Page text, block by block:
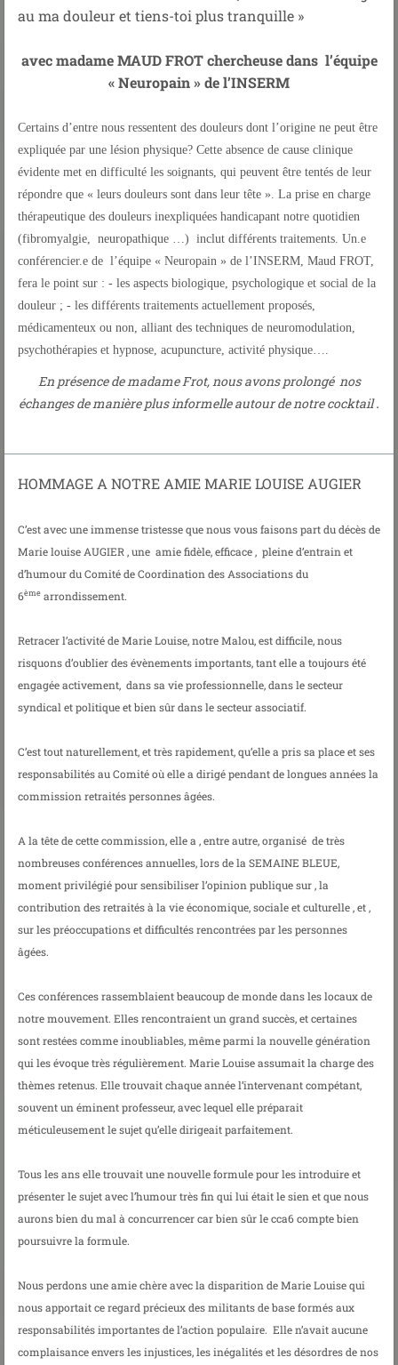
au ma douleur et tiens-toi plus tranquille »
avec madame MAUD FROTchercheuse dans l’équipe
« Neuropain » de l’INSERM
Certains d’entre nous ressentent des douleurs dont l’origine ne peut être
expliquée par une lésion physique? Cette absence de cause clinique
évidente met en difficulté les soignants, qui peuvent être tentés de leur
répondre que « leurs douleurs sont dans leur tête ». La prise en charge
thérapeutique des douleurs inexpliquées handicapant notre quotidien
(fibromyalgie, neuropathique …) inclut différents traitements. Un.e
conférencier.e de l’équipe « Neuropain » de l’INSERM, Maud FROT,
fera le point sur : - les aspects biologique, psychologique et social de la
douleur ; - les différents traitements actuellement proposés,
médicamenteux ou non, alliant des techniques de neuromodulation,
psychothérapies et hypnose, acupuncture, activité physique….
En présence de madame Frot, nous avons prolongé nos
échanges de manière plus informelle autour de notre cocktail.
HOMMAGE A NOTRE AMIE MARIE LOUISE AUGIER
C’est avec une immense tristesse que nous vous faisons part du décès de
Marie louise AUGIER , une amie fidèle, efficace , pleine d’entrain et
d’humour du Comité de Coordination des Associations du
6ème arrondissement.
Retracer l’activité de Marie Louise, notre Malou, est difficile, nous
risquons d’oublier des évènements importants, tant elle a toujours été
engagée activement, dans sa vie professionnelle, dans le secteur
syndical et politique et bien sûr dans le secteur associatif.
C’est tout naturellement, et très rapidement, qu’elle a pris sa place et ses
responsabilités au Comité où elle a dirigé pendant de longues années la
commission retraités personnes âgées.
A la tête de cette commission, elle a , entre autre, organisé de très
nombreuses conférences annuelles, lors de la SEMAINE BLEUE,
moment privilégié pour sensibiliser l’opinion publique sur , la
contribution des retraités à la vie économique, sociale et culturelle , et ,
sur les préoccupations et difficultés rencontrées par les personnes
âgées.
Ces conférences rassemblaient beaucoup de monde dans les locaux de
notre mouvement. Elles rencontraient un grand succès, et certaines
sont restées comme inoubliables, même parmi la nouvelle génération
qui les évoque très régulièrement. Marie Louise assumait la charge des
thèmes retenus. Elle trouvait chaque année l’intervenant compétant,
souvent un éminent professeur, avec lequel elle préparait
méticuleusement le sujet qu’elle dirigeait parfaitement.
Tous les ans elle trouvait une nouvelle formule pour les introduire et
présenter le sujet avec l’humour très fin qui lui était le sien et que nous
aurons bien du mal à concurrencer car bien sûr le cca6 compte bien
poursuivre la formule.
Nous perdons une amie chère avec la disparition de Marie Louise qui
nous apportait ce regard précieux des militants de base formés aux
responsabilités importantes de l’action populaire. Elle n’avait aucune
complaisance envers les injustices, les inégalités et les désordres de nos